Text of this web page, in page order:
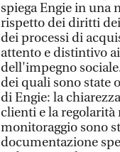
spiega Engie in una
rispetto dei diritti
dei processi di
attento e distintivo
dell'impegno
dei quali sono state
di Engie: la
clienti e la
monitoraggio sono
documentazione